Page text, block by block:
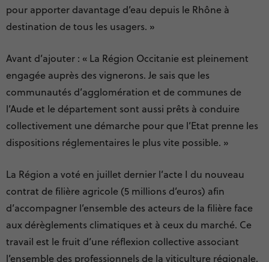
pour apporter davantage d’eau depuis le Rhône à
destination de tous les usagers. »
Avant d’ajouter : « La Région Occitanie est pleinement
engagée auprès des vignerons. Je sais que les
communautés d’agglomération et de communes de
l’Aude et le département sont aussi prêts à conduire
collectivement une démarche pour que l’Etat prenne les
dispositions réglementaires le plus vite possible. »
La Région a voté en juillet dernier l’acte I du nouveau
contrat de filière agricole (5 millions d’euros) afin
d’accompagner l’ensemble des acteurs de la filière face
aux dérèglements climatiques et à ceux du marché. Ce
travail est le fruit d’une réflexion collective associant
l’ensemble des professionnels de la viticulture régionale.